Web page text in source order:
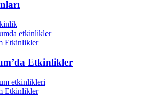
Etkinlikler
Etkinlikler
Etkinlikler